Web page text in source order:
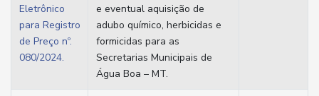
Eletrônico
para Registro
de Preço nº.
080/2024.
e eventual aquisição de
adubo químico, herbicidas e
formicidas para as
Secretarias Municipais de
Água Boa – MT.